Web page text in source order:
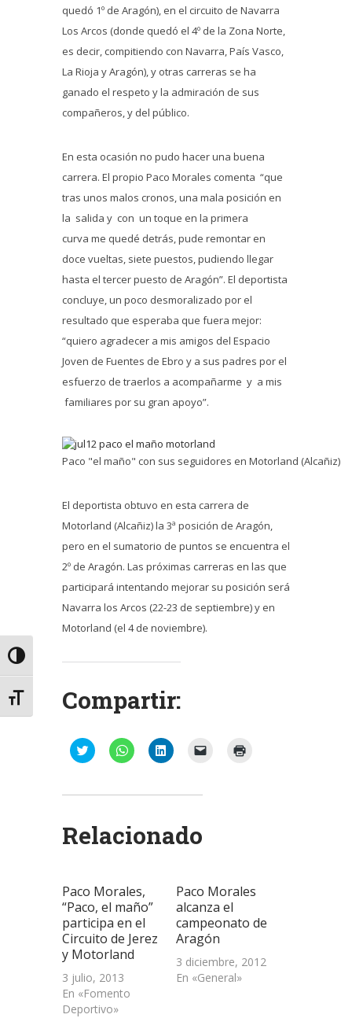
Alternar alto contraste
Alternar tamaño de letra
quedó 1º de Aragón), en el circuito de Navarra
Los Arcos (donde quedó el 4º de la Zona Norte,
es decir, compitiendo con Navarra, País Vasco,
La Rioja y Aragón), y otras carreras se ha
ganado el respeto y la admiración de sus
compañeros, y del público.
En esta ocasión no pudo hacer una buena
carrera. El propio Paco Morales comenta “que
tras unos malos cronos, una mala posición en
la salida y con un toque en la primera
curva me quedé detrás, pude remontar en
doce vueltas, siete puestos, pudiendo llegar
hasta el tercer puesto de Aragón”. El deportista
concluye, un poco desmoralizado por el
resultado que esperaba que fuera mejor:
“quiero agradecer a mis amigos del Espacio
Joven de Fuentes de Ebro y a sus padres por el
esfuerzo de traerlos a acompañarme y a mis
familiares por su gran apoyo”.
Paco "el maño" con sus seguidores en Motorland (Alcañiz)
El deportista obtuvo en esta carrera de
Motorland (Alcañiz) la 3ª posición de Aragón,
pero en el sumatorio de puntos se encuentra el
2º de Aragón. Las próximas carreras en las que
participará intentando mejorar su posición será
Navarra los Arcos (22-23 de septiembre) y en
Motorland (el 4 de noviembre).
Compartir:
Haz
clic
Twitter
en
una
Haz
clic
WhatsApp
en
una
Haz
clic
LinkedIn
en
una
en
una
ventana
nueva)
Relacionado
Paco Morales,
“Paco, el maño”
participa en el
Circuito de Jerez
y Motorland
3 julio, 2013
En «Fomento
Deportivo»
Paco Morales
alcanza el
campeonato de
Aragón
3 diciembre, 2012
En «General»